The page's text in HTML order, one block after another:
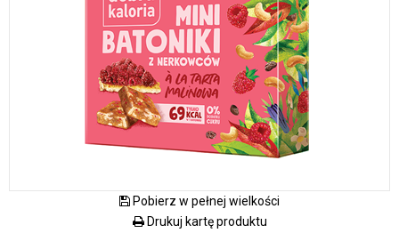
Pobierz w pełnej wielkości
Drukuj kartę produktu